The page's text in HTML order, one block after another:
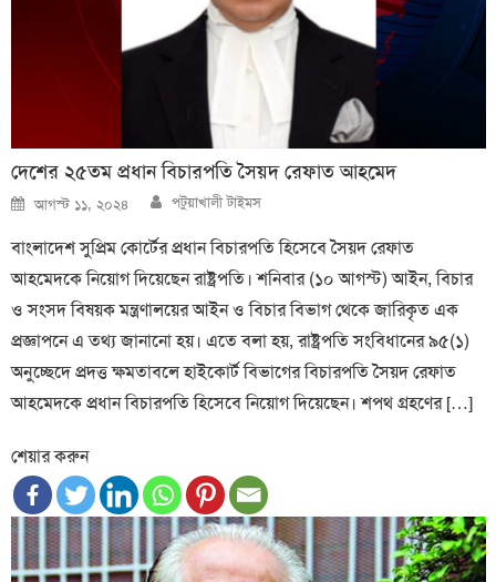
দেশের ২৫তম প্রধান বিচারপতি সৈয়দ রেফাত আহমেদ
Posted
on
আগস্ট ১১, ২০২৪ Author
পটুয়াখালী টাইমস
বাংলাদেশ সুপ্রিম কোর্টের প্রধান বিচারপতি হিসেবে সৈয়দ রেফাত
আহমেদকে নিয়োগ দিয়েছেন রাষ্ট্রপতি। শনিবার (১০ আগস্ট) আইন, বিচার
ও সংসদ বিষয়ক মন্ত্রণালয়ের আইন ও বিচার বিভাগ থেকে জারিকৃত এক
প্রজ্ঞাপনে এ তথ্য জানানো হয়। এতে বলা হয়, রাষ্ট্রপতি সংবিধানের ৯৫(১)
অনুচ্ছেদে প্রদত্ত ক্ষমতাবলে হাইকোর্ট বিভাগের বিচারপতি সৈয়দ রেফাত
আহমেদকে প্রধান বিচারপতি হিসেবে নিয়োগ দিয়েছেন। শপথ গ্রহণের […]
শেয়ার করুন